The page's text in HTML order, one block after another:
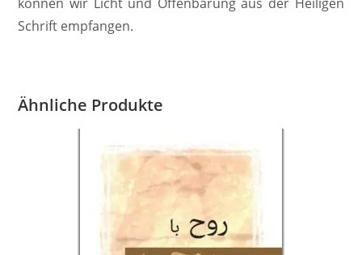
Schrift empfangen.
Ähnliche Produkte